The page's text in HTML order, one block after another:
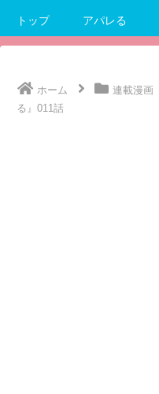
トップ アパレる
ホーム 連載漫画
る』011話